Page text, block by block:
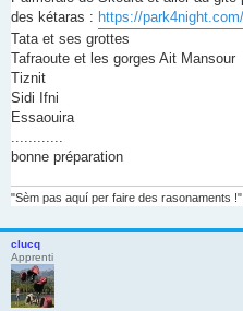
des kétaras : https://
Tata et ses grottes
Tafraoute et les gorges Ait Mansour
Tiznit
Sidi Ifni
Essaouira
bonne préparation
"Sèm pas aquí per faire des rasonaments !"
clucq
Apprenti